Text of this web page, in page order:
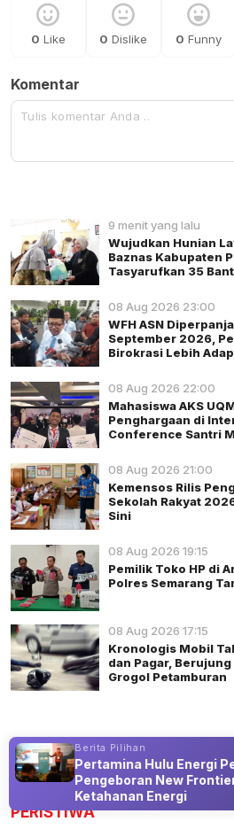
0 Like 0 Dislike 0 Funny
Komentar
9 menit yang lalu
Wujudkan Hunian
Baznas Kabupaten
Tasyarufkan 35
08 Aug 2026 23:00
WFH ASN
September 2026,
Birokrasi Lebih
08 Aug 2026 22:00
Mahasiswa AKS
Penghargaan di
Conference Santri
08 Aug 2026 21:00
Kemensos Rilis
Sekolah Rakyat
Sini
08 Aug 2026 19:15
Pemilik Toko HP di
Polres Semarang
08 Aug 2026 17:15
Kronologis Mobil
dan Pagar,
Grogol Petamburan
PERISTIWA
Berita Pilihan
Pertamina Hulu Energi
Pengeboran New
Ketahanan Energi